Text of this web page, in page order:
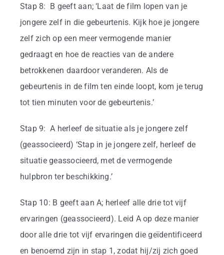
Stap 8: B geeft aan; ‘Laat de film lopen van je
jongere zelf in die gebeurtenis. Kijk hoe je jongere
zelf zich op een meer vermogende manier
gedraagt en hoe de reacties van de andere
betrokkenen daardoor veranderen. Als de
gebeurtenis in de film ten einde loopt, kom je terug
tot tien minuten voor de gebeurtenis.’
Stap 9: A herleef de situatie als je jongere zelf
(geassocieerd) ‘Stap in je jongere zelf, herleef de
situatie geassocieerd, met de vermogende
hulpbron ter beschikking.’
Stap 10: B geeft aan A; herleef alle drie tot vijf
ervaringen (geassocieerd). Leid A op deze manier
door alle drie tot vijf ervaringen die geïdentificeerd
en benoemd zijn in stap 1, zodat hij/zij zich goed